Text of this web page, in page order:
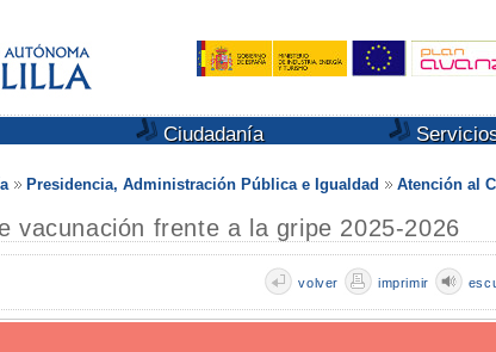
Ciudadanía
Presidencia, Administración Pública e Igualdad Atención al
vacunación frente a la gripe 2025-2026
imprimir
volver